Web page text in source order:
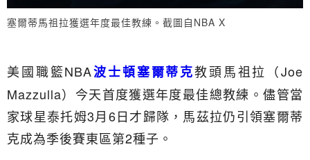
塞爾蒂馬祖拉獲選年度最佳教練。截圖自NBA X
美國職籃NBA波士頓塞爾蒂克教頭馬祖拉（Joe
Mazzulla）今天首度獲選年度最佳總教練。儘管當
家球星泰托姆3月6日才歸隊，馬茲拉仍引領塞爾蒂
克成為季後賽東區第2種子。